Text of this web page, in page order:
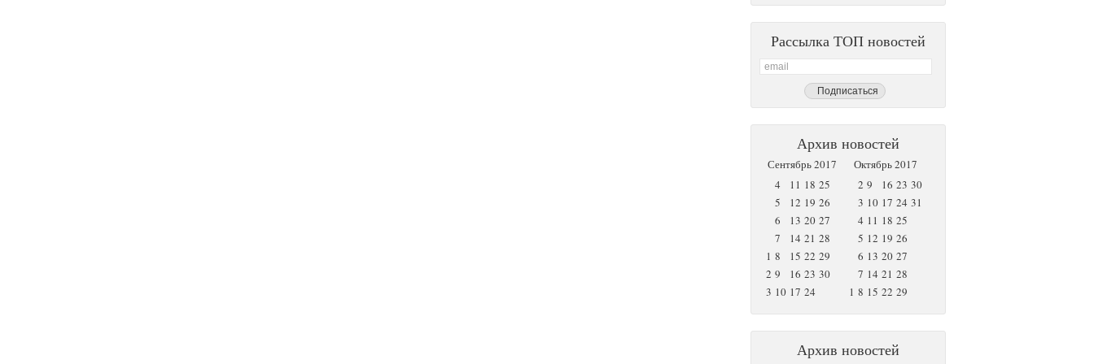
Рассылка ТОП новостей
Архив новостей
Сентябрь 2017
4
11 18 25
5
12 19 26
6
13 20 27
7
14 21 28
1 8 15 22 29
2 9 16 23 30
3 10 17 24
Октябрь 2017
2 9 16 23 30
3 10 17 24 31
4 11 18 25
5 12 19 26
6 13 20 27
7 14 21 28
1 8 15 22 29
Архив новостей